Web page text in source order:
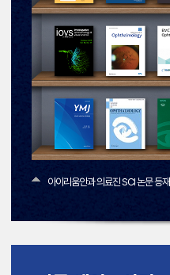
아이리움안과 의료진 SCI 논문 등재